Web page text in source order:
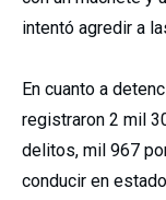
intentó agredir a
En cuanto a
registraron 2 mil
delitos, mil 967
conducir en